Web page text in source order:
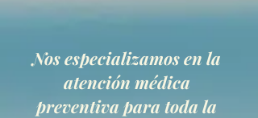
Nos especializamos en la
atención médica
preventiva para toda la